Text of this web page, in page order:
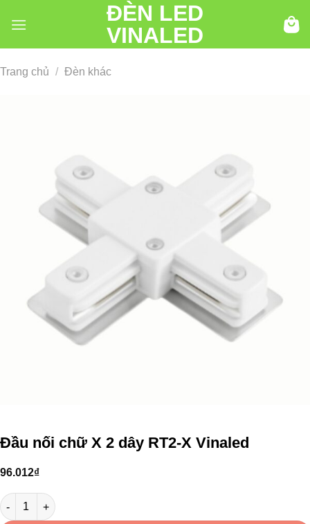
đến
ĐÈN LED
VINALED
Trang chủ / Đèn khác
Đầu nối chữ X 2 dây RT2-X Vinaled
96.012₫
Đầu nối chữ X 2 dây RT2-X Vinaled số lượng